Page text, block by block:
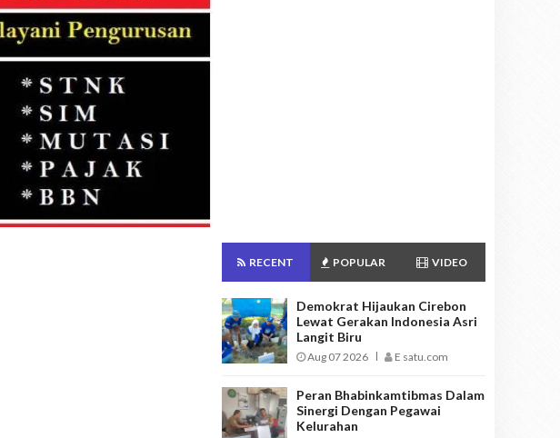
RECENT POPULAR VIDEO
Demokrat Hijaukan Cirebon
Lewat Gerakan Indonesia Asri
Langit Biru
Aug 07 2026 E satu.com
Peran Bhabinkamtibmas Dalam
Sinergi Dengan Pegawai
Kelurahan